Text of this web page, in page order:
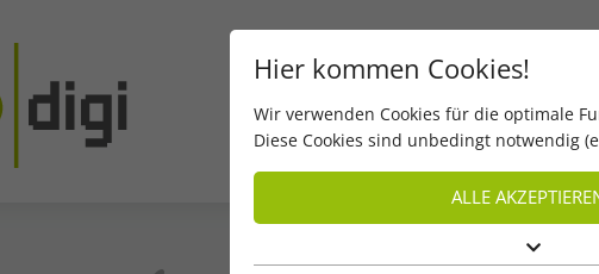
Start
Hier kommen Cookies!
Wir verwenden Cookies für die optimale
Diese Cookies sind unbedingt notwendig
ALLE